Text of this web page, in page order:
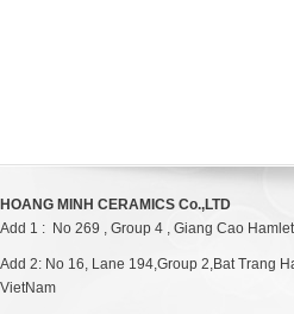
HOANG MINH CERAMICS Co.,LTD
Add 1 : No 269 , Group 4 , Giang Cao
Add 2: No 16, Lane 194,Group 2,Bat Trang
VietNam